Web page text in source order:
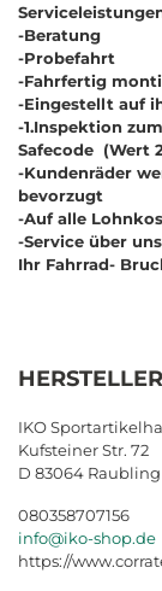
-Beratung
-Probefahrt
-Fahrfertig
-Eingestellt auf
-1.Inspektion
Safecode (Wert
-Kundenräder
bevorzugt
-Auf alle
-Service über
Ihr Fahrrad-
HERSTELLER
IKO
Kufsteiner Str. 72
D 83064 Raubling
080358707156
info@iko-shop.de
https://